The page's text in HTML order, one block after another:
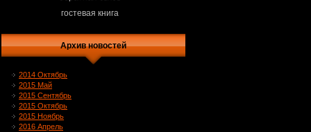
гостевая книга
Архив новостей
2014 Октябрь
2015 Май
2015 Сентябрь
2015 Октябрь
2015 Ноябрь
2016 Апрель